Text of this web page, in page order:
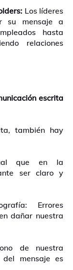
Los líderes
su mensaje a
hasta
relaciones
escrita
también hay
que en la
ser claro y
Errores
dañar nuestra
de nuestra
mensaje es